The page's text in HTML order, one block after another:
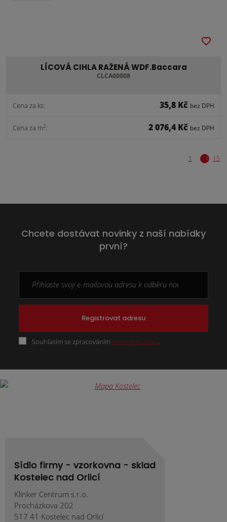
LÍCOVÁ CIHLA RAŽENÁ WDF.Baccara
CLCA00008
Cena za ks: 35,8 Kč bez DPH
Cena za m2: 2 076,4 Kč bez DPH
1 15
Chcete dostávat novinky z naší nabídky
první?
Registrovat adresu
Souhlasím se zpracováním osobních údajů
Sídlo firmy - vzorkovna - sklad
Kostelec nad Orlicí
Klinker Centrum s.r.o.
Procházkova 202
517 41 Kostelec nad Orlicí